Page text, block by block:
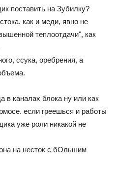
поставить на Зубилку?
как и меди, явно не
теплоотдачи", как
ссука, оребрения, а
в каналах блока ну или как
если греешься и работы
уже роли никакой не
на несток с бОльшим